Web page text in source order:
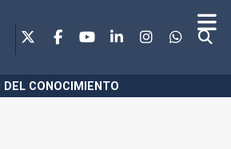
DEL CONOCIMIENTO